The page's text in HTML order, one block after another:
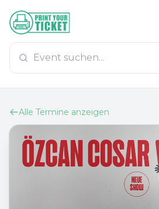
Zum Hauptinhalt
PrintYourTicket
Alle Termine anzeigen